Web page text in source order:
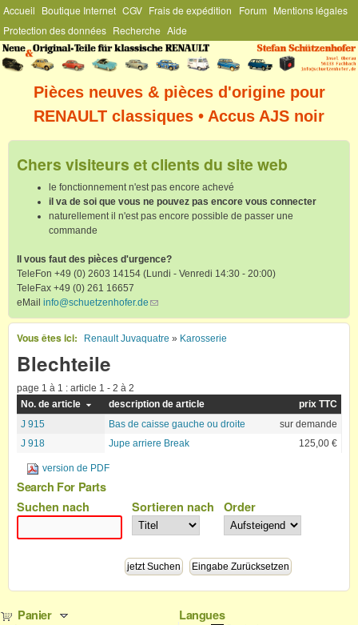
Aller au contenu principal
Menu Général
Accueil Boutique Internet CGV Frais de expédition Forum Mentions légales
Protection des données Recherche Aide
Stefan
Schützenhofer
Pièces neuves & pièces d'origine pour
RENAULT classiques • Accus AJS noir
Chers visiteurs et clients du site web
le fonctionnement n'est pas encore achevé
il va de soi que vous ne pouvez pas encore vous connecter
naturellement il n'est pas encore possible de passer une
commande
Il vous faut des pièces d'urgence?
TeleFon +49 (0) 2603 14154 (Lundi - Venredi 14:30 - 20:00)
TeleFax +49 (0) 261 16657
eMail info@schuetzenhofer.de (link sends e-mail)
Vous êtes ici Renault Juvaquatre » Karosserie
Blechteile
page 1 à 1 : article 1 - 2 à 2
No. de article
description de article
prix TTC
J 915
Bas de caisse gauche ou droite
sur demande
J 918
Jupe arriere Break 125,00 €
version de PDF
Search For Parts
Suchen nach
Sortieren nach Order
Panier Langues